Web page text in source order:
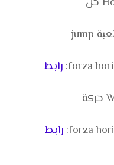
🛠️ حل مشكل تشغيل اللعبة jump
رابط
🛠️ حل مشكل WWE 2k22 حركة
رابط